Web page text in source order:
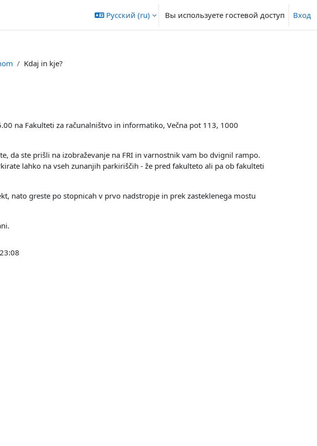
Русский ‎(ru)‎ Вы используете гостевой доступ Вход
Kdaj in kje?
na Fakulteti za računalništvo in informatiko, Večna pot 113, 1000
da ste prišli na izobraževanje na FRI in varnostnik vam bo dvignil rampo.
lahko na vseh zunanjih parkiriščih - že pred fakulteto ali pa ob fakulteti
nato greste po stopnicah v prvo nadstropje in prek zasteklenega mostu